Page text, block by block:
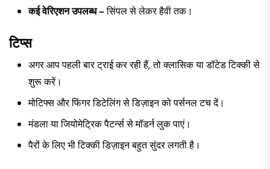
कई वेरिएशन उपलब्ध –सिंपल से लेकर हैवी तक।
टिप्स
अगर आप पहली बार ट्राई कर रही हैं, तो क्लासिक या डॉटेड टिक्की से
शुरू करें।
मोटिफ्स और फिंगर डिटेलिंग से डिज़ाइन को पर्सनल टच दें।
मंडला या जियोमेट्रिक पैटर्न्स से मॉडर्न लुक पाएं।
पैरों के लिए भी टिक्की डिज़ाइन बहुत सुंदर लगती है।